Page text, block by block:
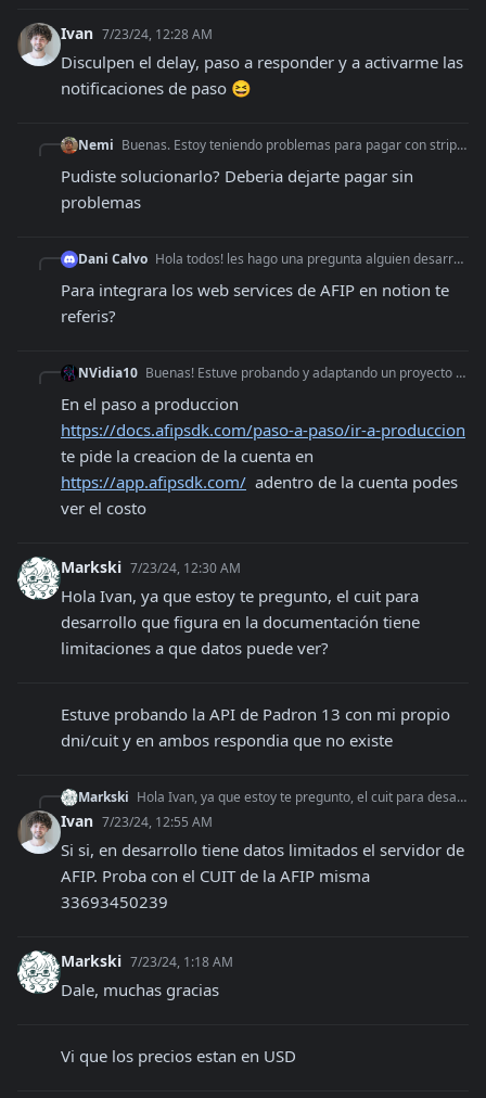
Ivan 7/23/24, 12:28 AM
Disculpen el delay, paso a responder y a activarme las
notificaciones de paso 😆
Nemi Buenas. Estoy teniendo problemas para pagar con stripe con mi tarjeta de credito. Me devuelve un error que dice que no se puede pagar porque la tarjeta es de de
Pudiste solucionarlo? Deberia dejarte pagar sin
problemas
Dani Calvo Hola todos! les hago una pregunta alguien desarrollo webservices para notion? para hacer C cons final?
Para integrara los web services de AFIP en notion te
referis?
NVidia10 Buenas! Estuve probando y adaptando un proyecto con la Api. Creía que era free, ahora me doy cuenta que no. Alguien me podría decir el costo que tiene? Muchas g
https://docs.afipsdk.com/paso-a-paso/ir-a-produccion
https://app.afipsdk.com/
  adentro de la cuenta podes
ver el costo
Markski 7/23/24, 12:30 AM
Hola Ivan, ya que estoy te pregunto, el cuit para
desarrollo que figura en la documentación tiene
limitaciones a que datos puede ver?
Estuve probando la API de Padron 13 con mi propio
dni/cuit y en ambos respondia que no existe
Markski Hola Ivan, ya que estoy te pregunto, el cuit para desarrollo que figura en la documentación tiene limitaciones a que datos puede ver?
Ivan 7/23/24, 12:55 AM
Si si, en desarrollo tiene datos limitados el servidor de
AFIP. Proba con el CUIT de la AFIP misma
33693450239
Markski 7/23/24, 1:18 AM
Dale, muchas gracias
Vi que los precios estan en USD